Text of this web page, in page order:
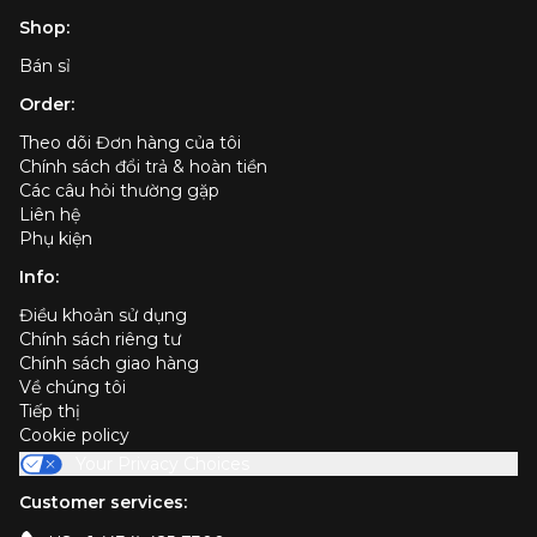
Shop:
Bán sỉ
Order:
Theo dõi Đơn hàng của tôi
Chính sách đổi trả & hoàn tiền
Các câu hỏi thường gặp
Liên hệ
Phụ kiện
Info:
Điều khoản sử dụng
Chính sách riêng tư
Chính sách giao hàng
Về chúng tôi
Tiếp thị
Cookie policy
Customer services: